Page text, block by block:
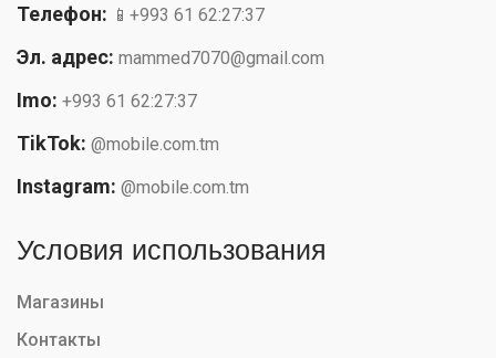
Телефон: 📱+993 61 62:27:37
Эл. адрес: mammed7070@gmail.com
Imo: +993 61 62:27:37
TikTok: @mobile.com.tm
Instagram: @mobile.com.tm
Условия использования
Магазины
Контакты